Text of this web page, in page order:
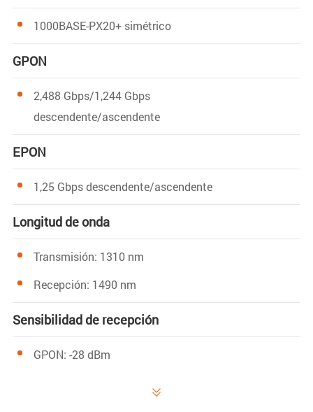
1000BASE-PX20+ simétrico
GPON
2,488 Gbps/1,244 Gbps
descendente/ascendente
EPON
1,25 Gbps descendente/ascendente
Longitud de onda
Transmisión: 1310 nm
Recepción: 1490 nm
Sensibilidad de recepción
GPON: -28 dBm
